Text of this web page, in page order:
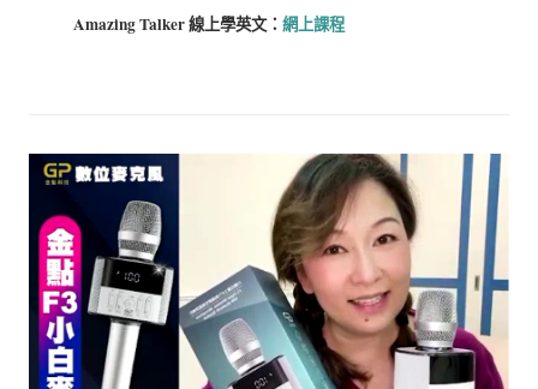
Amazing Talker 線上學英文： 網上課程